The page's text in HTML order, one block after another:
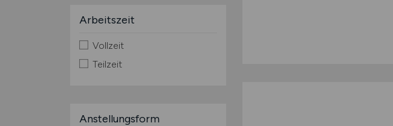
Arbeitszeit
Vollzeit
Teilzeit
Anstellungsform